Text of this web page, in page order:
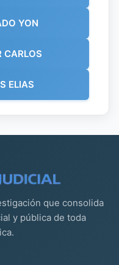
YON
CARLOS
ELIAS
que consolida
y pública de toda